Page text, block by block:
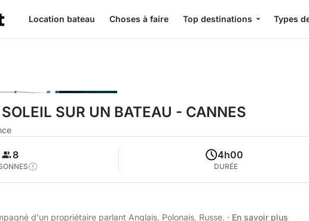
Location bateau Choses à faire Top destinations Types
SUR UN BATEAU - CANNES
8 4h00
DURÉE
d'un propriétaire parlant Anglais, Polonais, Russe. · En savoir plus